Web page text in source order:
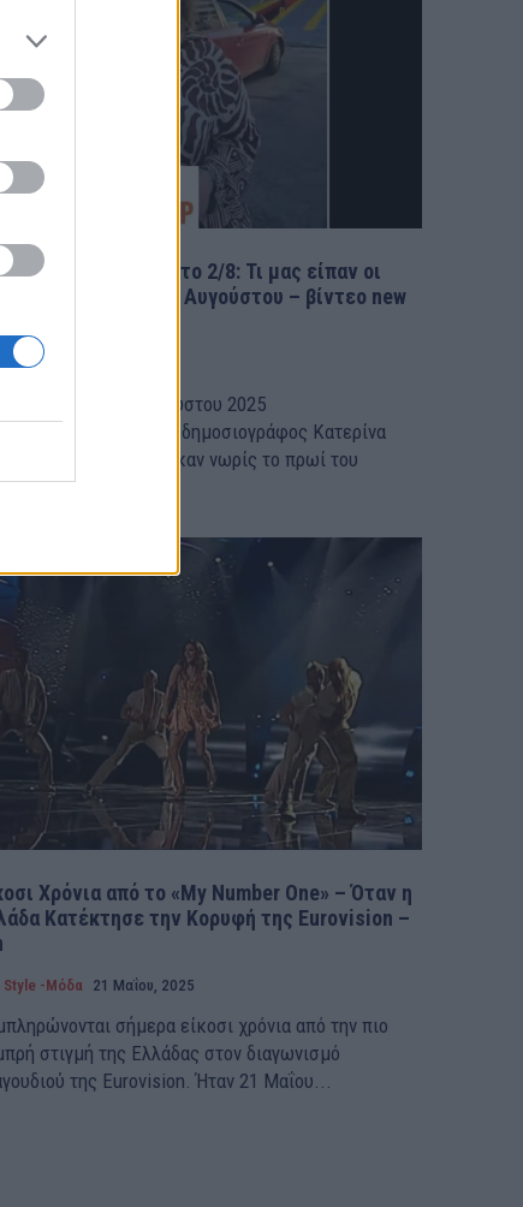
Ραφήνας Σάββατο 2/8: Τι μας είπαν οι
εκδρομείς του Αυγούστου – βίντεο new
2 Αυγούστου, 2025
Σάββατο 2 Αυγούστου 2025
New Polis Group και η δημοσιογράφος Κατερίνα
από το RPN βρέθηκαν νωρίς το πρωί του
2/8...
Χρόνια από το «My Number One» – Όταν η
Κατέκτησε την Κορυφή της Eurovision –
Style -Μόδα 21 Μαΐου, 2025
σήμερα είκοσι χρόνια από την πιο
στιγμή της Ελλάδας στον διαγωνισμό
της Eurovision. Ήταν 21 Μαΐου...